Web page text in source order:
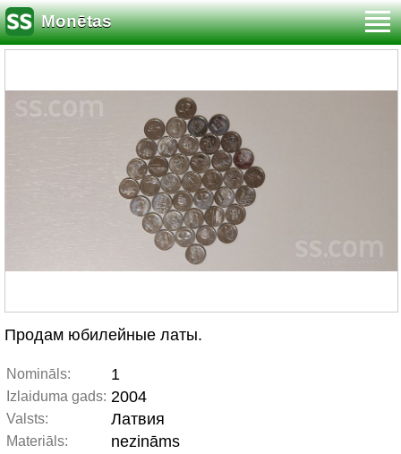
Monētas
Продам юбилейные латы.
Nomināls: 1
Izlaiduma gads: 2004
Valsts: Латвия
Materiāls: nezināms